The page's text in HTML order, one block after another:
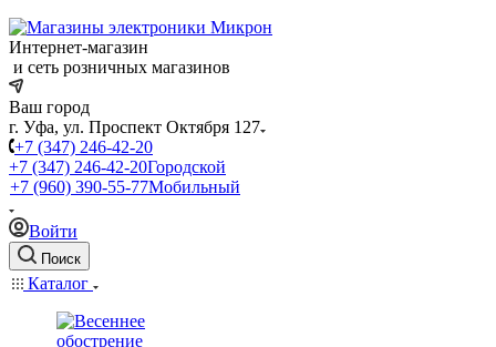
Интернет-магазин
и сеть розничных магазинов
Ваш город
г. Уфа, ул. Проспект Октября 127
+7 (347) 246-42-20
+7 (347) 246-42-20Городской
+7 (960) 390-55-77Мобильный
Войти
Поиск
Каталог